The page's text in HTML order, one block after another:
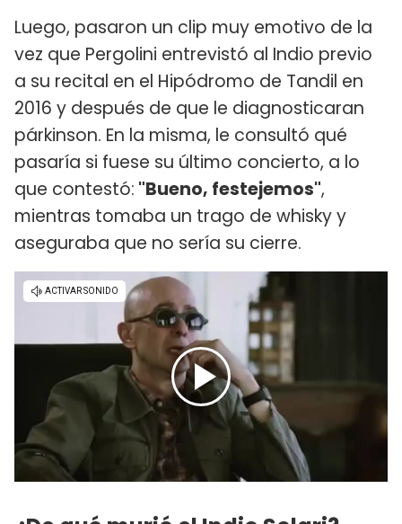
Luego, pasaron un clip muy emotivo de la
vez que Pergolini entrevistó al Indio previo
a su recital en el Hipódromo de Tandil en
2016 y después de que le diagnosticaran
párkinson. En la misma, le consultó qué
pasaría si fuese su último concierto, a lo
que contestó: "Bueno, festejemos",
mientras tomaba un trago de whisky y
aseguraba que no sería su cierre.